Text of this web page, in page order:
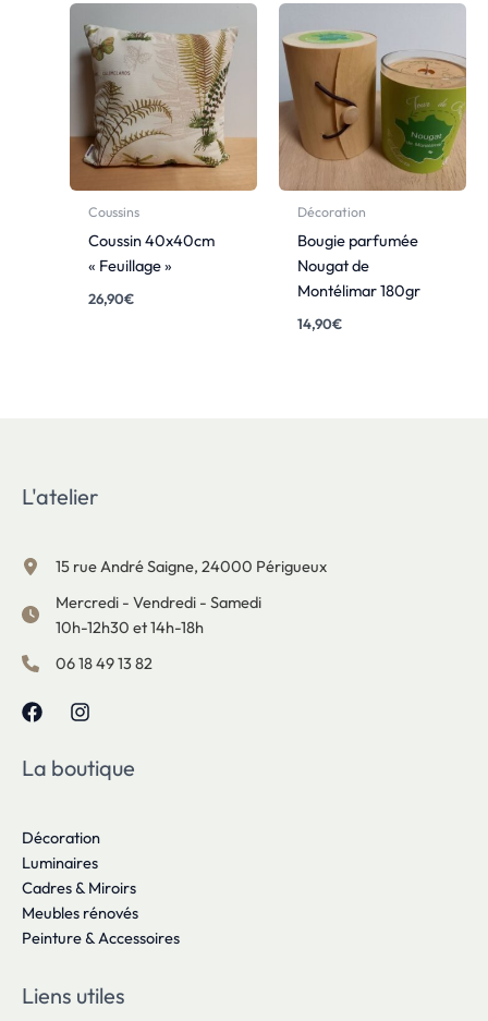
Coussins
Coussin 40x40cm
« Feuillage »
26,90€
Décoration
Bougie parfumée
Nougat de
Montélimar 180gr
14,90€
L'atelier
15 rue André Saigne, 24000 Périgueux
Mercredi - Vendredi - Samedi
10h-12h30 et 14h-18h
06 18 49 13 82
La boutique
Décoration
Luminaires
Cadres & Miroirs
Meubles rénovés
Peinture & Accessoires
Liens utiles